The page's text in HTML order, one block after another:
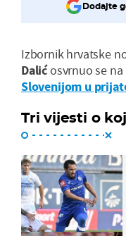
Dodajte
Izbornik hrvatske
Dalićosvrnuo se na
Slovenijom u
Tri vijesti o